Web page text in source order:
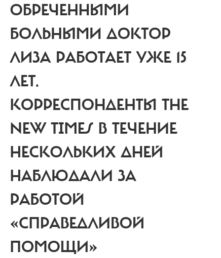
ОБРЕЧЕННЫМИ
БОЛЬНЫМИ ДОКТОР
ЛИЗА РАБОТАЕТ УЖЕ 15
ЛЕТ.
КОРРЕСПОНДЕНТЫ THE
NEW TIMES В ТЕЧЕНИЕ
НЕСКОЛЬКИХ ДНЕЙ
НАБЛЮДАЛИ ЗА
РАБОТОЙ
«СПРАВЕДЛИВОЙ
ПОМОЩИ»